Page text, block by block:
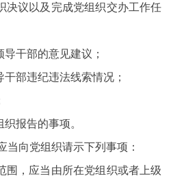
议以及完成党组织交办工作任
干部的意见建议；
部违纪违法线索情况；
报告的事项。
当向党组织请示下列事项：
，应当由所在党组织或者上级